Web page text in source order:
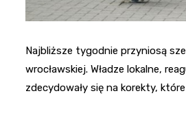
Najbliższe tygodnie przyniosą
wrocławskiej. Władze lokalne,
zdecydowały się na korekty,